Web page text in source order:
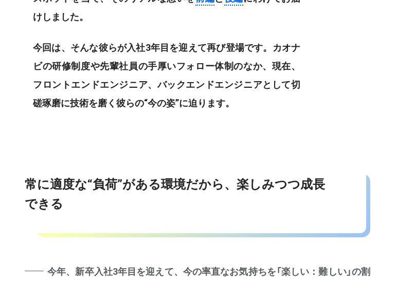
けしました。
今回は、そんな彼らが入社3年目を迎えて再び登場です。カオナ
ビの研修制度や先輩社員の手厚いフォロー体制のなか、現在、
フロントエンドエンジニア、バックエンドエンジニアとして切
磋琢磨に技術を磨く彼らの“今の姿”に迫ります。
常に適度な“負荷”がある環境だから、楽しみつつ成長
できる
今年、新卒入社3年目を迎えて、今の率直なお気持ちを「楽しい：難しい」の割